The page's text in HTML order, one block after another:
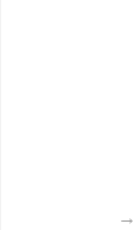
→